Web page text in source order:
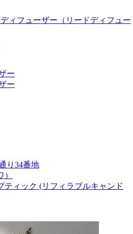
ィフューザー（リードディフュー
ー
ー
り34番地
ティック (リフィラブルキャンド